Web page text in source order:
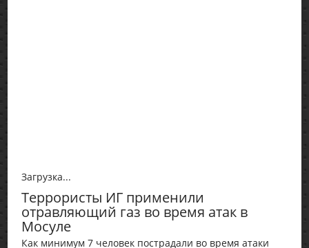
Загрузка...
Террористы ИГ применили
отравляющий газ во время атак в
Мосуле
Как минимум 7 человек пострадали во время атаки